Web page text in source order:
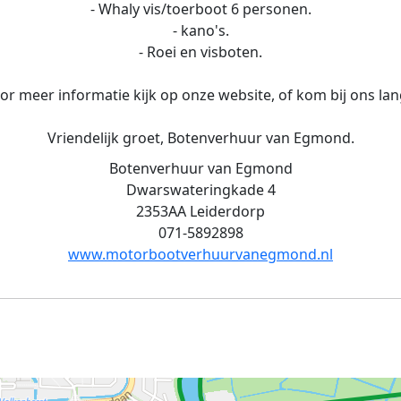
- Whaly vis/toerboot 6 personen.
- kano's.
- Roei en visboten.
meer informatie kijk op onze website, of kom bij ons
Vriendelijk groet, Botenverhuur van Egmond.
Botenverhuur van Egmond
Dwarswateringkade 4
2353AA Leiderdorp
071-5892898
www.motorbootverhuurvanegmond.nl